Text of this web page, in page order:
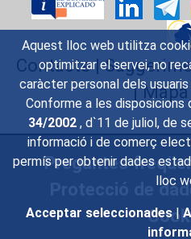
Aquest lloc web utilitza
optimitzar el servei, no
caràcter personal dels
Conforme a les disposicions
34/2002 , d`11 de juliol, de
informació i de comerç
permís per obtenir dades
lloc
Acceptar seleccionades |
Contacte|
|
Preguntes
Protecció de